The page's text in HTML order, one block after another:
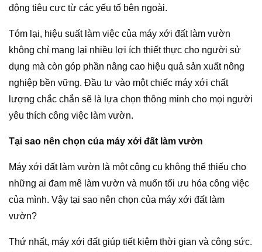
động tiêu cực từ các yếu tố bên ngoài.
Tóm lại, hiệu suất làm việc của máy xới đất làm vườn
không chỉ mang lại nhiều lợi ích thiết thực cho người sử
dụng mà còn góp phần nâng cao hiệu quả sản xuất nông
nghiệp bền vững. Đầu tư vào một chiếc máy xới chất
lượng chắc chắn sẽ là lựa chọn thông minh cho mọi người
yêu thích công việc làm vườn.
Tại sao nên chọn của máy xới đất làm vườn
Máy xới đất làm vườn là một công cụ không thể thiếu cho
những ai đam mê làm vườn và muốn tối ưu hóa công việc
của mình. Vậy tại sao nên chọn của máy xới đất làm
vườn?
Thứ nhất, máy xới đất giúp tiết kiệm thời gian và công sức.